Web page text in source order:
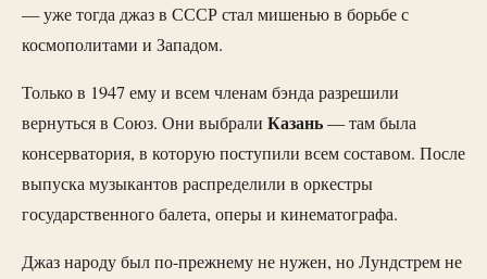
— уже тогда джаз в СССР стал мишенью в борьбе с
космополитами и Западом.
Только в 1947 ему и всем членам бэнда разрешили
вернуться в Союз. Они выбрали Казань— там была
консерватория, в которую поступили всем составом. После
выпуска музыкантов распределили в оркестры
государственного балета, оперы и кинематографа.
Джаз народу был по-прежнему не нужен, но Лундстрем не